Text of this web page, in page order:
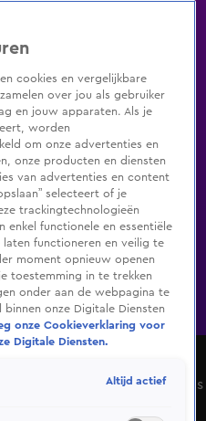
Zenders Genres
Shop
De Bondgenoten
over Ter Apel: 'Het is
cookies en vergelijkbare
over jou als gebruiker
en jouw apparaten. Als je
worden
om onze advertenties en
onze producten en diensten
van advertenties en content
selecteert of je
trackingtechnologieën
enkel functionele en essentiële
functioneren en veilig te
moment opnieuw openen
toestemming in te trekken
onder aan de webpagina te
binnen onze Digitale Diensten
onze Cookieverklaring voor
Digitale Diensten.
Altijd actief